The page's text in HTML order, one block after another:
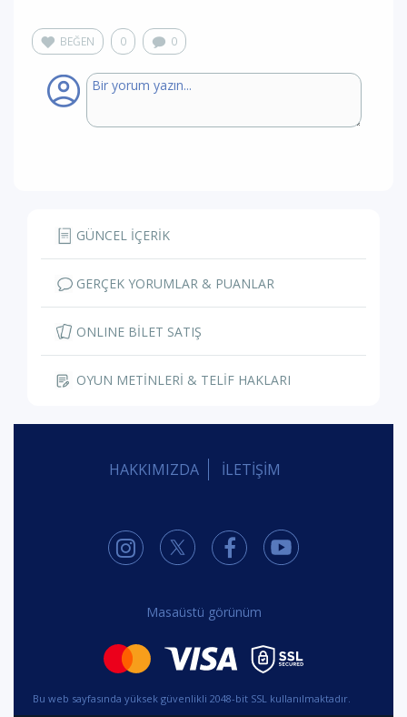
BEĞEN 0 0
GÜNCEL İÇERİK
GERÇEK YORUMLAR & PUANLAR
ONLINE BİLET SATIŞ
OYUN METİNLERİ & TELİF HAKLARI
HAKKIMIZDA İLETİŞİM
Masaüstü görünüm
Bu web sayfasında yüksek güvenlikli 2048-bit SSL kullanılmaktadır.